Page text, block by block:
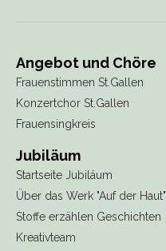
Angebot und Chöre
Frauenstimmen St.Gallen
Konzertchor St.Gallen
Frauensingkreis
Jubiläum
Startseite Jubiläum
Über das Werk "Auf der Haut"
Stoffe erzählen Geschichten
Kreativteam